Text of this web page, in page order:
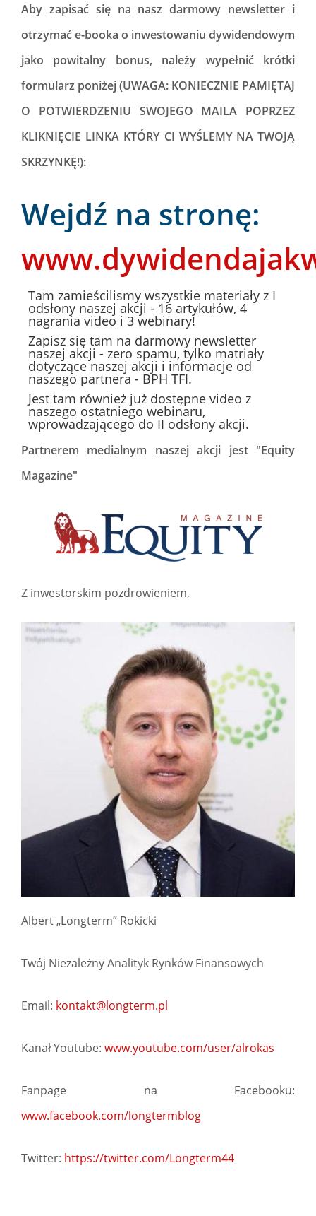
Aby zapisać się na nasz darmowy newsletter i
otrzymać e-booka o inwestowaniu dywidendowym
jako powitalny bonus, należy wypełnić krótki
formularz poniżej (UWAGA: KONIECZNIE PAMIĘTAJ
O POTWIERDZENIU SWOJEGO MAILA POPRZEZ
KLIKNIĘCIE LINKA KTÓRY CI WYŚLEMY NA TWOJĄ
SKRZYNKĘ!):
Wejdź na stronę:
Tam zamieścilismy wszystkie materiały z I
odsłony naszej akcji - 16 artykułów, 4
nagrania video i 3 webinary!
Zapisz się tam na darmowy newsletter
naszej akcji - zero spamu, tylko matriały
dotyczące naszej akcji i informacje od
naszego partnera - BPH TFI.
Jest tam również już dostępne video z
naszego ostatniego webinaru,
wprowadzającego do II odsłony akcji.
Partnerem medialnym naszej akcji jest "Equity
Magazine"
Z inwestorskim pozdrowieniem,
Albert „Longterm” Rokicki
Twój Niezależny Analityk Rynków Finansowych
Email: kontakt@longterm.pl
Kanał Youtube: www.youtube.com/user/alrokas
Fanpage na Facebooku:
www.facebook.com/longtermblog
Twitter: https://twitter.com/Longterm44